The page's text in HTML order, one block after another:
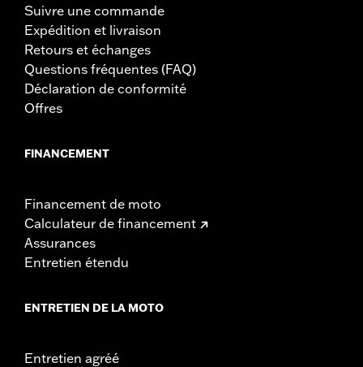
Suivre une commande
Expédition et livraison
Retours et échanges
Questions fréquentes (FAQ)
Déclaration de conformité
Offres
FINANCEMENT
Financement de moto
Calculateur de financement
Assurances
Entretien étendu
ENTRETIEN DE LA MOTO
Entretien agréé